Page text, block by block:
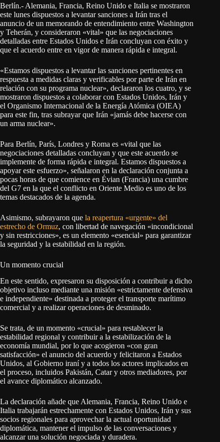
Berlín.- Alemania, Francia, Reino Unido e Italia se mostraron
este lunes dispuestos a levantar sanciones a Irán tras el
anuncio de un memorando de entendimiento entre Washington
y Teherán, y consideraron «vital» que las negociaciones
detalladas entre Estados Unidos e Irán concluyan con éxito y
que el acuerdo entre en vigor de manera rápida e integral.
«Estamos dispuestos a levantar las sanciones pertinentes en
respuesta a medidas claras y verificables por parte de Irán en
relación con su programa nuclear», declararon los cuatro, y se
mostraron dispuestos a colaborar con Estados Unidos, Irán y
el Organismo Internacional de la Energía Atómica (OIEA)
para este fin, tras subrayar que Irán «jamás debe hacerse con
un arma nuclear».
Para Berlín, París, Londres y Roma es «vital que las
negociaciones detalladas concluyan y que este acuerdo se
implemente de forma rápida e integral. Estamos dispuestos a
apoyar este esfuerzo», señalaron en la declaración conjunta a
pocas horas de que comience en Évian (Francia) una cumbre
del G7 en la que el conflicto en Oriente Medio es uno de los
temas destacados de la agenda.
Asimismo, subrayaron que la reapertura «urgente» del
estrecho de Ormuz, con libertad de navegación «incondicional
y sin restricciones», es un elemento «esencial» para garantizar
la seguridad y la estabilidad en la región.
Un momento crucial
En este sentido, expresaron su disposición a contribuir a dicho
objetivo incluso mediante una misión «estrictamente defensiva
e independiente» destinada a proteger el transporte marítimo
comercial y a realizar operaciones de desminado.
Se trata, de un momento «crucial» para restablecer la
estabilidad regional y contribuir a la estabilización de la
economía mundial, por lo que acogieron «con gran
satisfacción» el anuncio del acuerdo y felicitaron a Estados
Unidos, al Gobierno iraní y a todos los actores implicados en
el proceso, incluidos Pakistán, Catar y otros mediadores, por
el avance diplomático alcanzado.
La declaración añade que Alemania, Francia, Reino Unido e
Italia trabajarán estrechamente con Estados Unidos, Irán y sus
socios regionales para aprovechar la actual oportunidad
diplomática, mantener el impulso de las conversaciones y
alcanzar una solución negociada y duradera.